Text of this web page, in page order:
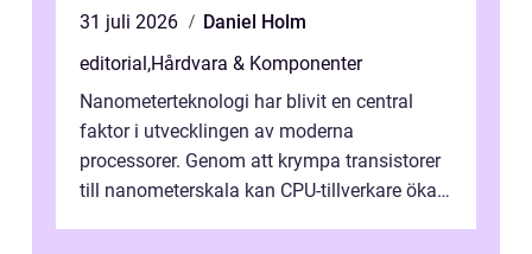
31 juli 2026
Daniel Holm
editorial,Hårdvara & Komponenter
Nanometerteknologi har blivit en central
faktor i utvecklingen av moderna
processorer. Genom att krympa transistorer
till nanometerskala kan CPU-tillverkare öka